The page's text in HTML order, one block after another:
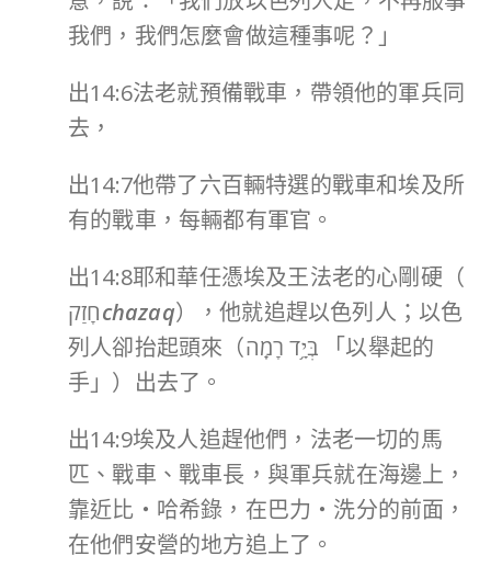
我們，我們怎麼會做這種事呢？」
出14:6法老就預備戰車，帶領他的軍兵同
去，
出14:7他帶了六百輛特選的戰車和埃及所
有的戰車，每輛都有軍官。
出14:8耶和華任憑埃及王法老的心剛硬（
חָזַקchazaq），他就追趕以色列人；以色
列人卻抬起頭來（בְּיָ֥ד רָמָֽה 「以舉起的
手」）出去了。
出14:9埃及人追趕他們，法老一切的馬
匹、戰車、戰車長，與軍兵就在海邊上，
靠近比‧哈希錄，在巴力‧洗分的前面，
在他們安營的地方追上了。